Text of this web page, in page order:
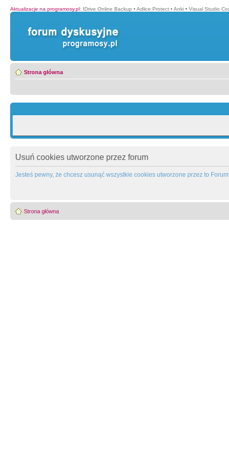
Aktualizacje na programosy.pl: IDrive Online Backup • Adlice Protect • Anki • Visual Studio
Strona główna
Usuń cookies utworzone przez forum
Jesteś pewny, że chcesz usunąć wszystkie cookies utworzone przez to
Strona główna